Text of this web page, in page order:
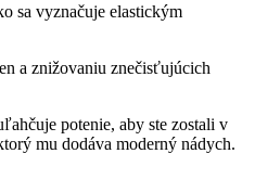
sa vyznačuje elastickým
a znižovaniu znečisťujúcich
potenie, aby ste zostali v
mu dodáva moderný nádych.